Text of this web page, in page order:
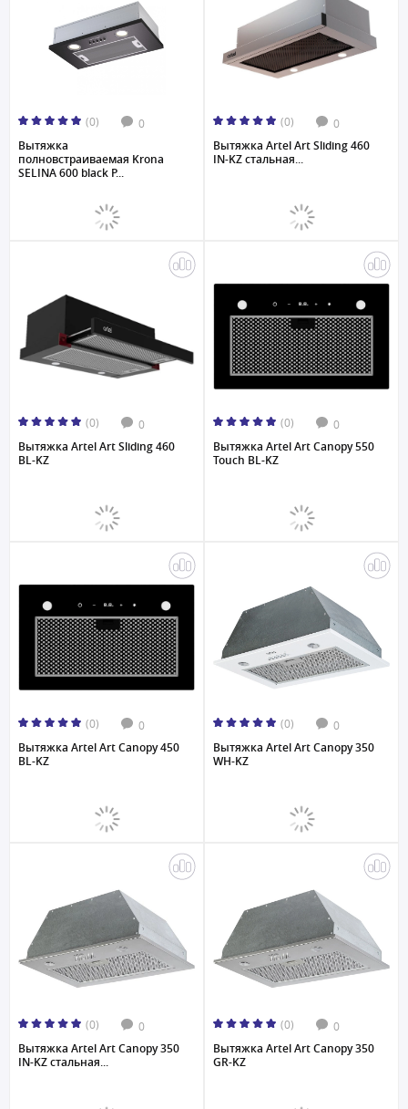
(0) 0
Вытяжка
полновстраиваемая Krona
SELINA 600 black P...
(0) 0
Вытяжка Artel Art Sliding 460
IN-KZ стальная...
(0) 0
Вытяжка Artel Art Sliding 460
BL-KZ
(0) 0
Вытяжка Artel Art Canopy 550
Touch BL-KZ
(0) 0
Вытяжка Artel Art Canopy 450
BL-KZ
(0) 0
Вытяжка Artel Art Canopy 350
WH-KZ
(0) 0
Вытяжка Artel Art Canopy 350
IN-KZ стальная...
(0) 0
Вытяжка Artel Art Canopy 350
GR-KZ